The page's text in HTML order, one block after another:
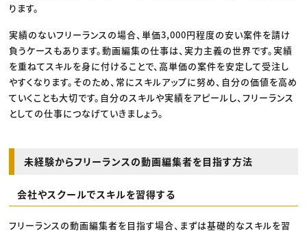
ります。
実績のないフリーランスの場合、単価3,000円程度の安い案件を請け
負うケースもあります。動画編集の仕事は、実力主義の世界です。実績
を重ねてスキルを身に付けることで、高単価の案件を安定して受注し
やすくなります。そのため、常にスキルアップに努め、自分の価値を高め
ていくことも大切です。自分のスキルや実績をアピールし、フリーランス
としての仕事につなげていきましょう。
未経験からフリーランスの動画編集者を目指す方法
会社やスクールでスキルを習得する
フリーランスの動画編集者を目指す場合、まずは基礎的なスキルを習